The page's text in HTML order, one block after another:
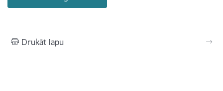
Drukāt lapu